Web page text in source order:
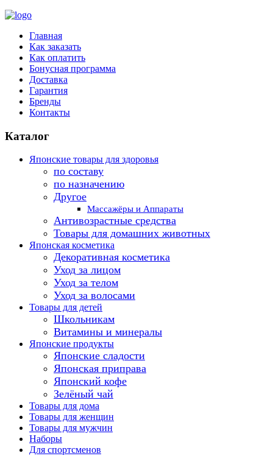
Главная
Как заказать
Как оплатить
Бонусная программа
Доставка
Гарантия
Бренды
Контакты
Каталог
Японские товары для здоровья
по составу
по назначению
Другое
Массажёры и Аппараты
Антивозрастные средства
Товары для домашних животных
Японская косметика
Декоративная косметика
Уход за лицом
Уход за телом
Уход за волосами
Товары для детей
Школьникам
Витамины и минералы
Японские продукты
Японские сладости
Японская приправа
Японский кофе
Зелёный чай
Товары для дома
Товары для женщин
Товары для мужчин
Наборы
Для спортсменов